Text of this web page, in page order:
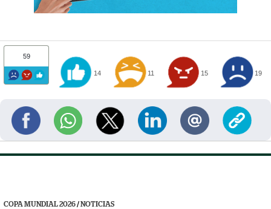
59
14 11 15 19
COPA MUNDIAL 2026/NOTICIAS